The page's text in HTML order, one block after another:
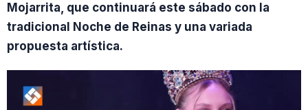
Mojarrita, que continuará este sábado con la
tradicional Noche de Reinas y una variada
propuesta artística.